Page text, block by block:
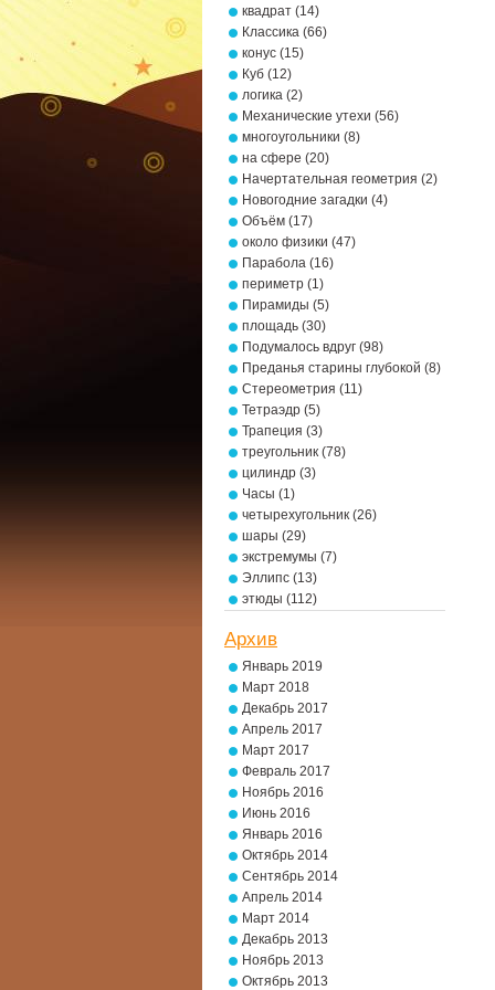
квадрат (14)
Классика (66)
конус (15)
Куб (12)
логика (2)
Механические утехи (56)
многоугольники (8)
на сфере (20)
Начертательная геометрия (2)
Новогодние загадки (4)
Объём (17)
около физики (47)
Парабола (16)
периметр (1)
Пирамиды (5)
площадь (30)
Подумалось вдруг (98)
Преданья старины глубокой (8)
Стереометрия (11)
Тетраэдр (5)
Трапеция (3)
треугольник (78)
цилиндр (3)
Часы (1)
четырехугольник (26)
шары (29)
экстремумы (7)
Эллипс (13)
этюды (112)
Архив
Январь 2019
Март 2018
Декабрь 2017
Апрель 2017
Март 2017
Февраль 2017
Ноябрь 2016
Июнь 2016
Январь 2016
Октябрь 2014
Сентябрь 2014
Апрель 2014
Март 2014
Декабрь 2013
Ноябрь 2013
Октябрь 2013